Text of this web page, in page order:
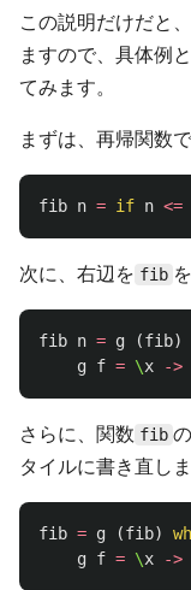
この説明だけだと
ますので、具体例
てみます。
まずは、再帰関数
fib n = if n <=
次に、右辺を fib
fib n = g (fib)
g f = \x ->
さらに、関数 fib
タイルに書き直しま
fib = g (fib)
g f = \x ->